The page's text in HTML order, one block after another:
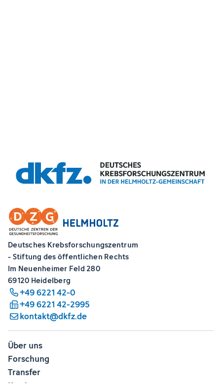
Deutsches Krebsforschungszentrum
- Stiftung des öffentlichen Rechts
Im Neuenheimer Feld 280
69120 Heidelberg
+49 6221 42-0
+49 6221 42-2995
kontakt@dkfz.de
Über uns
Forschung
Transfer